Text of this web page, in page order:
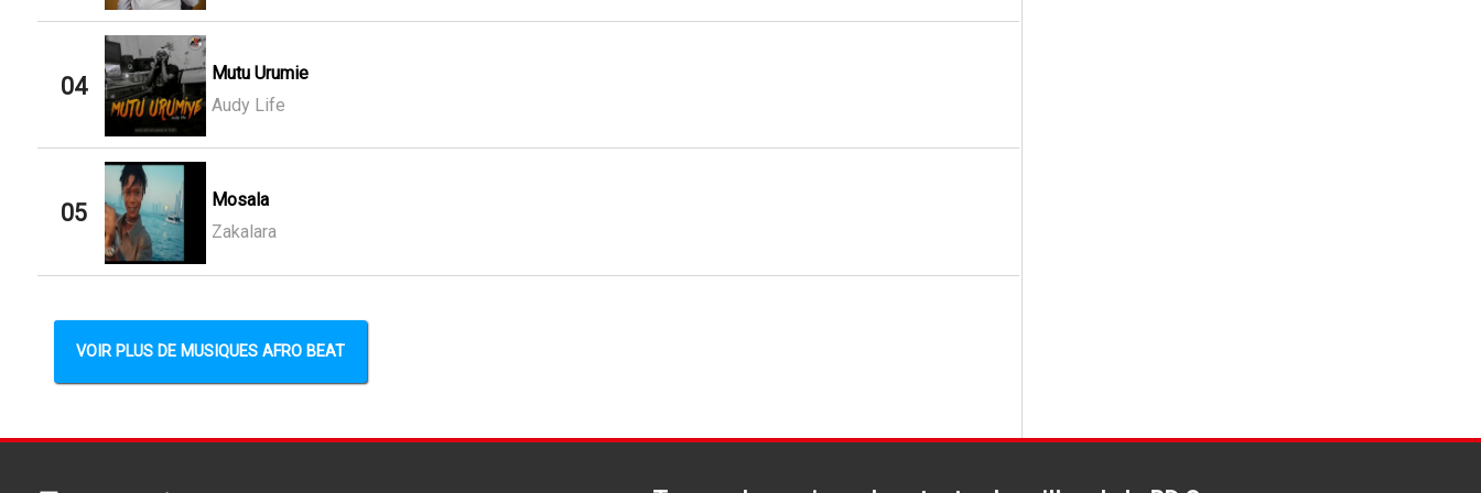
04
Mutu Urumie
Audy Life
05
Mosala
Zakalara
VOIR PLUS DE MUSIQUES AFRO BEAT